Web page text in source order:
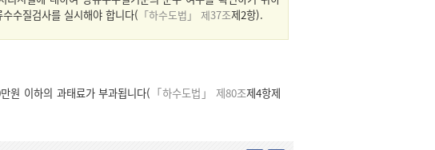
수질검사를 실시해야 합니다( 「하수도법」 제37조제2항).
원 이하의 과태료가 부과됩니다( 「하수도법」 제80조제4항제